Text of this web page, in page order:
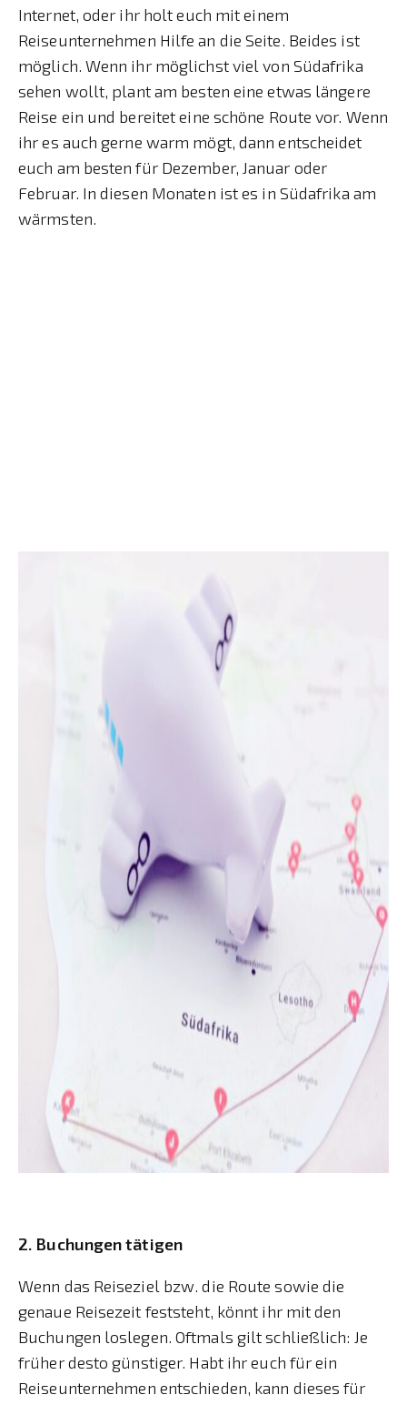
Internet, oder ihr holt euch mit einem
Reiseunternehmen Hilfe an die Seite. Beides ist
möglich. Wenn ihr möglichst viel von Südafrika
sehen wollt, plant am besten eine etwas längere
Reise ein und bereitet eine schöne Route vor. Wenn
ihr es auch gerne warm mögt, dann entscheidet
euch am besten für Dezember, Januar oder
Februar. In diesen Monaten ist es in Südafrika am
wärmsten.
2. Buchungen tätigen
Wenn das Reiseziel bzw. die Route sowie die
genaue Reisezeit feststeht, könnt ihr mit den
Buchungen loslegen. Oftmals gilt schließlich: Je
früher desto günstiger. Habt ihr euch für ein
Reiseunternehmen entschieden, kann dieses für